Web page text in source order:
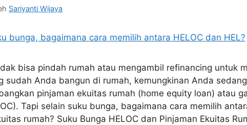
Sariyanti Wijaya
bisa pindah rumah atau mengambil refinancing untuk
sudah Anda bangun di rumah, kemungkinan Anda sedang
pinjaman ekuitas rumah (home equity loan) atau
Tapi selain suku bunga, bagaimana cara memilih
rumah? Suku Bunga HELOC dan Pinjaman Ekuitas